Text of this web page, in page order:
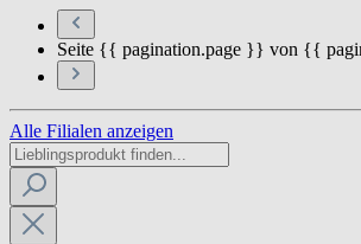
Seite {{ pagination.page }} von {{
Alle Filialen anzeigen